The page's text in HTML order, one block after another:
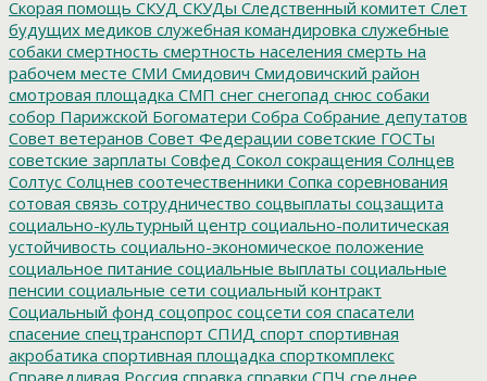
Скорая помощь СКУД СКУДы Следственный комитет Слет
будущих медиков служебная командировка служебные
собаки смертность смертность населения смерть на
рабочем месте СМИ Смидович Смидовичский район
смотровая площадка СМП снег снегопад снюс собаки
собор Парижской Богоматери Собра Собрание депутатов
Совет ветеранов Совет Федерации советские ГОСТы
советские зарплаты Совфед Сокол сокращения Солнцев
Солтус Солцнев соотечественники Сопка соревнования
сотовая связь сотрудничество соцвыплаты соцзащита
социально-культурный центр социально-политическая
устойчивость социально-экономическое положение
социальное питание социальные выплаты социальные
пенсии социальные сети социальный контракт
Социальный фонд соцопрос соцсети соя спасатели
спасение спецтранспорт СПИД спорт спортивная
акробатика спортивная площадка спорткомплекс
Справедливая Россия справка справки СПЧ среднее